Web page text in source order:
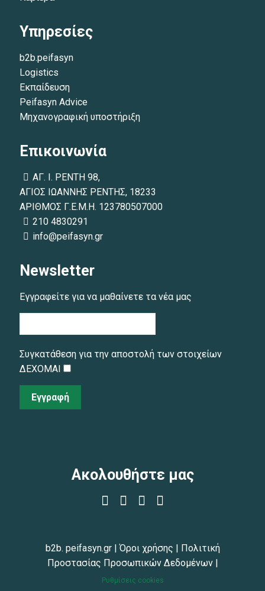
Υπηρεσίες
b2b.peifasyn
Logistics
Εκπαίδευση
Peifasyn Advice
Μηχανογραφική υποστήριξη
Επικοινωνία
ΑΓ. Ι. ΡΕΝΤΗ 98,
ΑΓΙΟΣ ΙΩΑΝΝΗΣ ΡΕΝΤΗΣ, 18233
ΑΡΙΘΜΟΣ Γ.Ε.Μ.Η. 123780507000
210 4830291
info@peifasyn.gr
Newsletter
Εγγραφείτε για να μαθαίνετε τα νέα μας
Συγκατάθεση για την αποστολή των στοιχείων
ΔΕΧΟΜΑΙ
Εγγραφή
Ακολουθήστε μας
b2b. peifasyn.gr|Όροι χρήσης | Πολιτική
Προστασίας Προσωπικών Δεδομένων|
Ρυθμίσεις cookies